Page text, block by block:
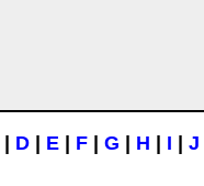
D E F G H I J